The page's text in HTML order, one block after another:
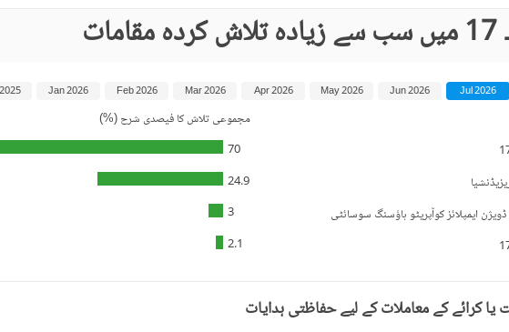
مجموعی تلاش کا فیصدی شرح (%)
70
24.9
ایمپلائز کوآپریٹو ہاؤسنگ سوسائٹی 3
2.1
Jul 2026
Jun 2026
May 2026
Apr 2026
Mar 2026
Feb 2026
Jan 2026
کرائے کے معاملات کے لیے حفاظتی ہدایات